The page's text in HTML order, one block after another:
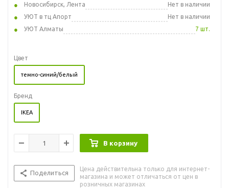
Новосибирск, Лента
Нет в наличии
УЮТ в тц Апорт
Нет в наличии
УЮТ Алматы
7 шт.
Цвет
темно-синий/белый
Бренд
IKEA
В корзину
Поделиться
Цена действительна только для интернет-
магазина и может отличаться от цен в
розничных магазинах